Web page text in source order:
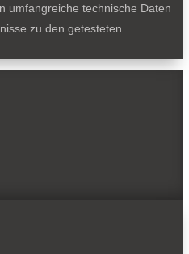
umfangreiche technische Daten
zu den getesteten